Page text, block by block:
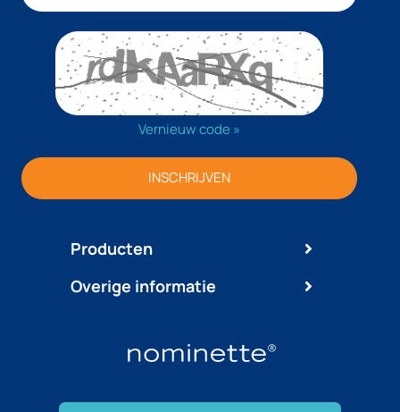
Producten
Vernieuw code »
INSCHRIJVEN
Overige informatie